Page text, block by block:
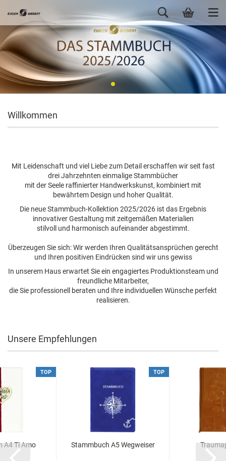
Willkommen
Mit Leidenschaft und viel Liebe zum Detail erschaffen wir seit fast
drei Jahrzehnten einmalige Stammbücher
mit der Seele raffinierter Handwerkskunst, kombiniert mit
bewährtem Design und hoher Qualität.
Die neue Stammbuch-Kollektion 2025/2026 ist das Ergebnis
innovativer Gestaltung mit zeitgemäßen Materialien
stilvoll und harmonisch aufeinander abgestimmt.
Überzeugen Sie sich: Wir werden Ihren Qualitätsansprüchen gerecht
und Ihren positiven Eindrücken sind wir uns gewiss
In unserem Haus erwartet Sie ein engagiertes Produktionsteam und
freundliche Mitarbeiter,
die Sie professionell beraten und Ihre individuellen Wünsche perfekt
realisieren.
Unsere Empfehlungen
TOP
A4 Ti Amo
TOP
Stammbuch A5 Wegweiser